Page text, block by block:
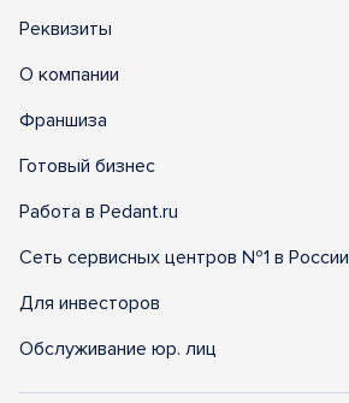
Реквизиты
О компании
Франшиза
Готовый бизнес
Работа в Pedant.ru
Сеть сервисных центров №1 в России
Для инвесторов
Обслуживание юр. лиц